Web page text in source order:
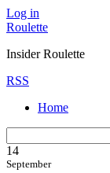
Log in
Roulette
Insider Roulette
RSS
Home
14
September